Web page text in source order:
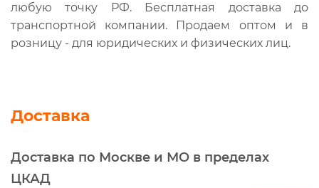
любую точку РФ. Бесплатная доставка до
транспортной компании. Продаем оптом и в
розницу - для юридических и физических лиц.
Доставка
Доставка по Москве и МО в пределах
ЦКАД